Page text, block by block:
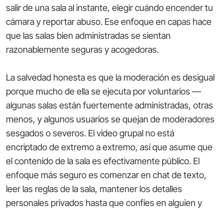
salir de una sala al instante, elegir cuándo encender tu
cámara y reportar abuso. Ese enfoque en capas hace
que las salas bien administradas se sientan
razonablemente seguras y acogedoras.
La salvedad honesta es que la moderación es desigual
porque mucho de ella se ejecuta por voluntarios —
algunas salas están fuertemente administradas, otras
menos, y algunos usuarios se quejan de moderadores
sesgados o severos. El video grupal no está
encriptado de extremo a extremo, así que asume que
el contenido de la sala es efectivamente público. El
enfoque más seguro es comenzar en chat de texto,
leer las reglas de la sala, mantener los detalles
personales privados hasta que confíes en alguien y